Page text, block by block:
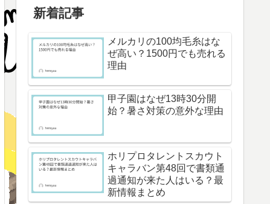
新着記事
メルカリの100均毛糸はな
ぜ高い？1500円でも売れる
理由
甲子園はなぜ13時30分開
始？暑さ対策の意外な理由
ホリプロタレントスカウト
キャラバン第48回で書類通
過通知が来た人はいる？最
新情報まとめ